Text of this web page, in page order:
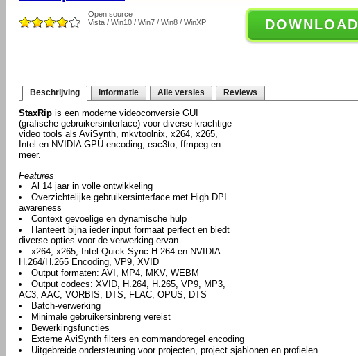
Open source
Vista / Win10 / Win7 / Win8 / WinXP
DOWNLOAD
Beschrijving Informatie Alle versies Reviews
StaxRip is een moderne videoconversie GUI
(grafische gebruikersinterface) voor diverse krachtige
video tools als AviSynth, mkvtoolnix, x264, x265,
Intel en NVIDIA GPU encoding, eac3to, ffmpeg en
meer.
Features
Al 14 jaar in volle ontwikkeling
Overzichtelijke gebruikersinterface met High DPI
awareness
Context gevoelige en dynamische hulp
Hanteert bijna ieder input formaat perfect en biedt
diverse opties voor de verwerking ervan
x264, x265, Intel Quick Sync H.264 en NVIDIA
H.264/H.265 Encoding, VP9, XVID
Output formaten: AVI, MP4, MKV, WEBM
Output codecs: XVID, H.264, H.265, VP9, MP3,
AC3, AAC, VORBIS, DTS, FLAC, OPUS, DTS
Batch-verwerking
Minimale gebruikersinbreng vereist
Bewerkingsfuncties
Externe AviSynth filters en commandoregel encoding
Uitgebreide ondersteuning voor projecten, project sjablonen en profielen.